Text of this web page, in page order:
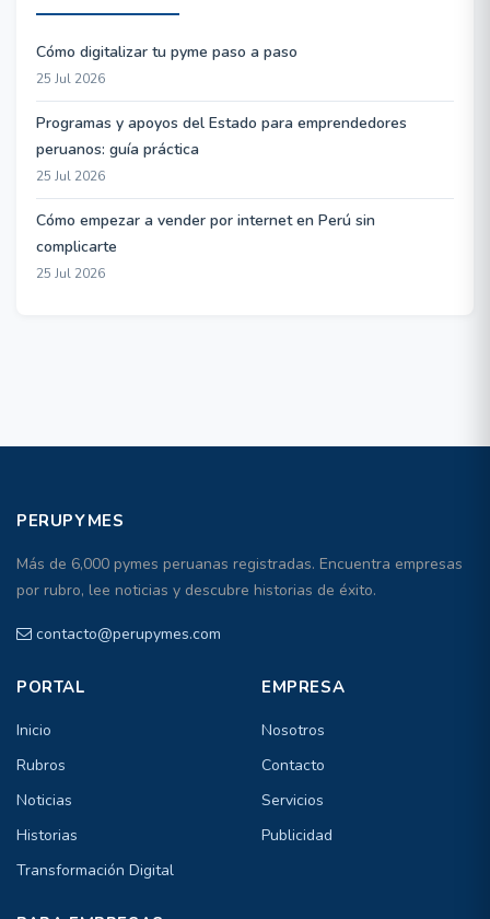
Cómo digitalizar tu pyme paso a paso
25 Jul 2026
Programas y apoyos del Estado para emprendedores
peruanos: guía práctica
25 Jul 2026
Cómo empezar a vender por internet en Perú sin
complicarte
25 Jul 2026
PERUPYMES
Más de 6,000 pymes peruanas registradas. Encuentra empresas
por rubro, lee noticias y descubre historias de éxito.
contacto@perupymes.com
PORTAL
Inicio
Rubros
Noticias
Historias
Transformación Digital
EMPRESA
Nosotros
Contacto
Servicios
Publicidad